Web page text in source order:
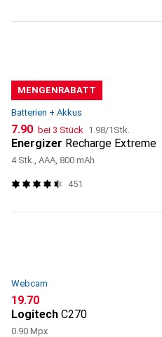
MENGENRABATT
Batterien + Akkus
CHF
7.90 bei 3 Stück CHF
1.98/1Stk.
Energizer Recharge Extreme
4 Stk., AAA, 800 mAh
451
Webcam
CHF
19.70
Logitech C270
0.90 Mpx